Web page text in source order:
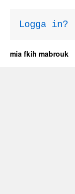
Logga in?
mia fkih mabrouk